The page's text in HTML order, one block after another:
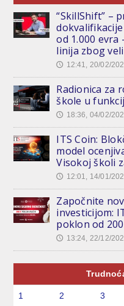
“SkillShift” –
od 1.000
linija zbog
🕔 12:41, 20/02/
Radionica za
škole u
🕔 18:36, 04/02/
ITS Coin:
model
Visokoj školi
🕔 12:01, 14/01/
Započnite
investicijom:
poklon od
🕔 13:24, 22/12/
1 2 3